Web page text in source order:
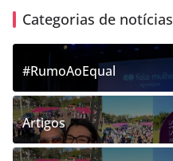
Categorias de notícias
#RumoAoEqual
Artigos